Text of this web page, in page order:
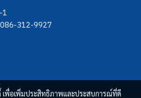
086-312-9927
เพื่อเพิ่มประสิทธิภาพและประสบการณ์ที่ดี